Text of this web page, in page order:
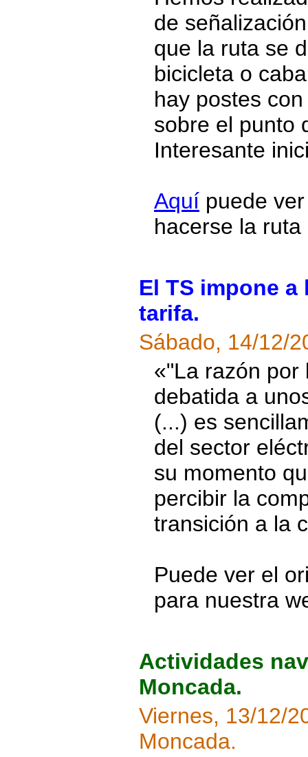
de
que la ruta se
bicicleta o
hay postes
sobre el punto
Interesante
Aquí puede
hacerse la
El TS impone
tarifa.
Sábado, 14/12/
«"La razón por
debatida a
(...) es
del sector
su momento
percibir la
transición a la
Puede ver el
para nuestra
Actividades
Moncada.
Viernes, 13/12/
Moncada.